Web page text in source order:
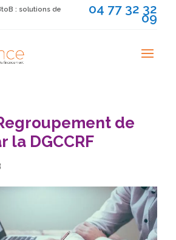
: solutions de
04 77 32 32
09
de
la DGCCRF